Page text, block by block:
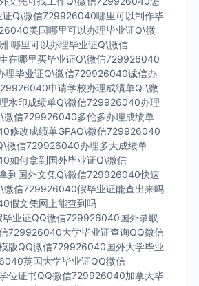
证Q\微信729926040哪里可以制作毕
美国哪里可以办理毕业证Q\微
哪里可以办理毕业证Q\微信
在哪里买毕业证Q\微信729926040
理毕业证Q\微信729926040诚信办
申请学校办理成绩单Q \微
水印成绩单Q\微信729926040办理
微信729926040多伦多办理成绩单
修改成绩单GPAQ\微信729926040
微信729926040办理多大成绩单
如何拿到国外毕业证Q\微信
到国外文凭Q\微信729926040快速
微信729926040假毕业证能查出来吗
假文凭网上能查到吗
毕业证QQ微信729926040国外录取
729926040大学毕业证查询QQ微信
版QQ微信729926040国外大学毕业
英国大学毕业证QQ微信
位证书QQ微信729926040加拿大毕